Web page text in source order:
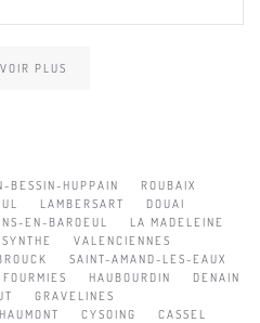
PLUS
BESSIN-HUPPAIN
ROUBAIX
LAMBERSART
DOUAI
EN-BAROEUL
LA MADELEINE
VALENCIENNES
SAINT-AMAND-LES-EAUX
FOURMIES HAUBOURDIN
DENAIN
GRAVELINES
HAUMONT CYSOING
CASSEL